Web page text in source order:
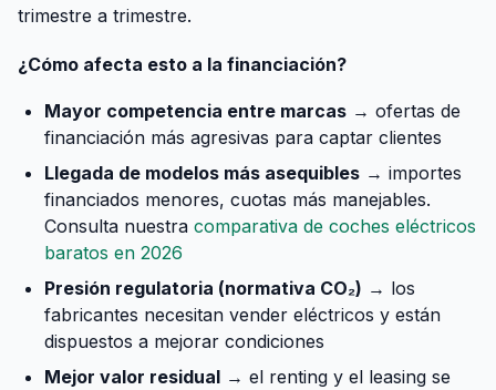
trimestre a trimestre.
¿Cómo afecta esto a la financiación?
Mayor competencia entre marcas → ofertas de
financiación más agresivas para captar clientes
Llegada de modelos más asequibles → importes
financiados menores, cuotas más manejables.
Consulta nuestra comparativa de coches eléctricos
baratos en 2026
Presión regulatoria (normativa CO₂) → los
fabricantes necesitan vender eléctricos y están
dispuestos a mejorar condiciones
Mejor valor residual → el renting y el leasing se